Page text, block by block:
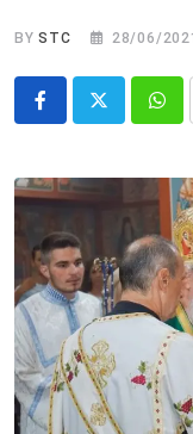
BYSTC 28/06/2021